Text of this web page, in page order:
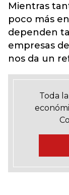
Mientras
poco más
dependen
empresas
nos da un
Toda